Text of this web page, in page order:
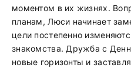
моментом в их жизнях.
планам, Люси начинает
цели постепенно
знакомства. Дружба с
новые горизонты и